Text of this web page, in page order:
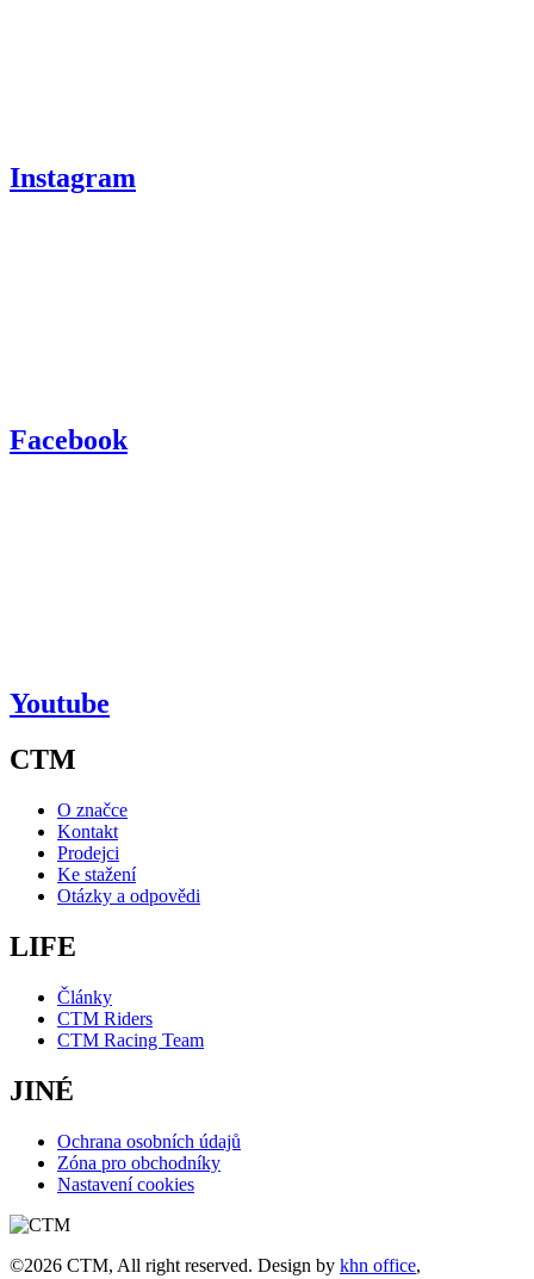
Instagram
Facebook
Youtube
CTM
O značce
Kontakt
Prodejci
Ke stažení
Otázky a odpovědi
LIFE
Články
CTM Riders
CTM Racing Team
JINÉ
Ochrana osobních údajů
Zóna pro obchodníky
Nastavení cookies
©2026 CTM, All right reserved. Design by khn office,